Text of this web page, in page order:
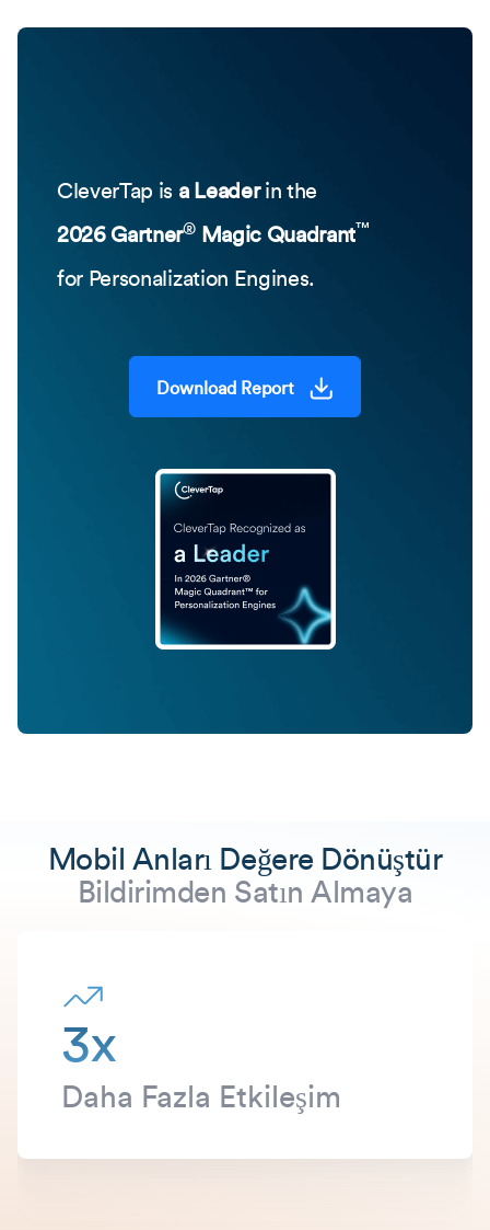
CleverTap is a Leaderin the
2026 Gartner® Magic Quadrant™
for Personalization Engines.
Download Report
Mobil Anları Değere Dönüştür
Bildirimden Satın Almaya
3x
Daha Fazla Etkileşim